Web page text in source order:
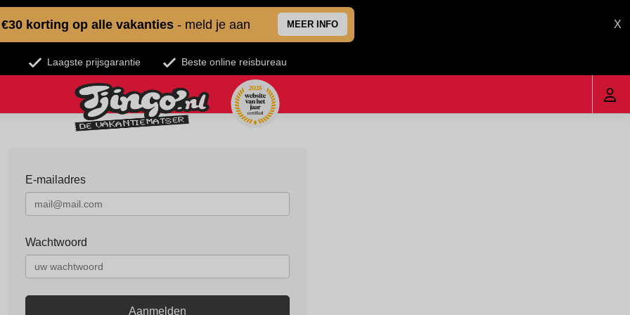
€30 korting op alle vakanties - meld je aan MEER INFO X
Laagste prijsgarantie Beste online reisbureau
E-mailadres
Wachtwoord
Aanmelden